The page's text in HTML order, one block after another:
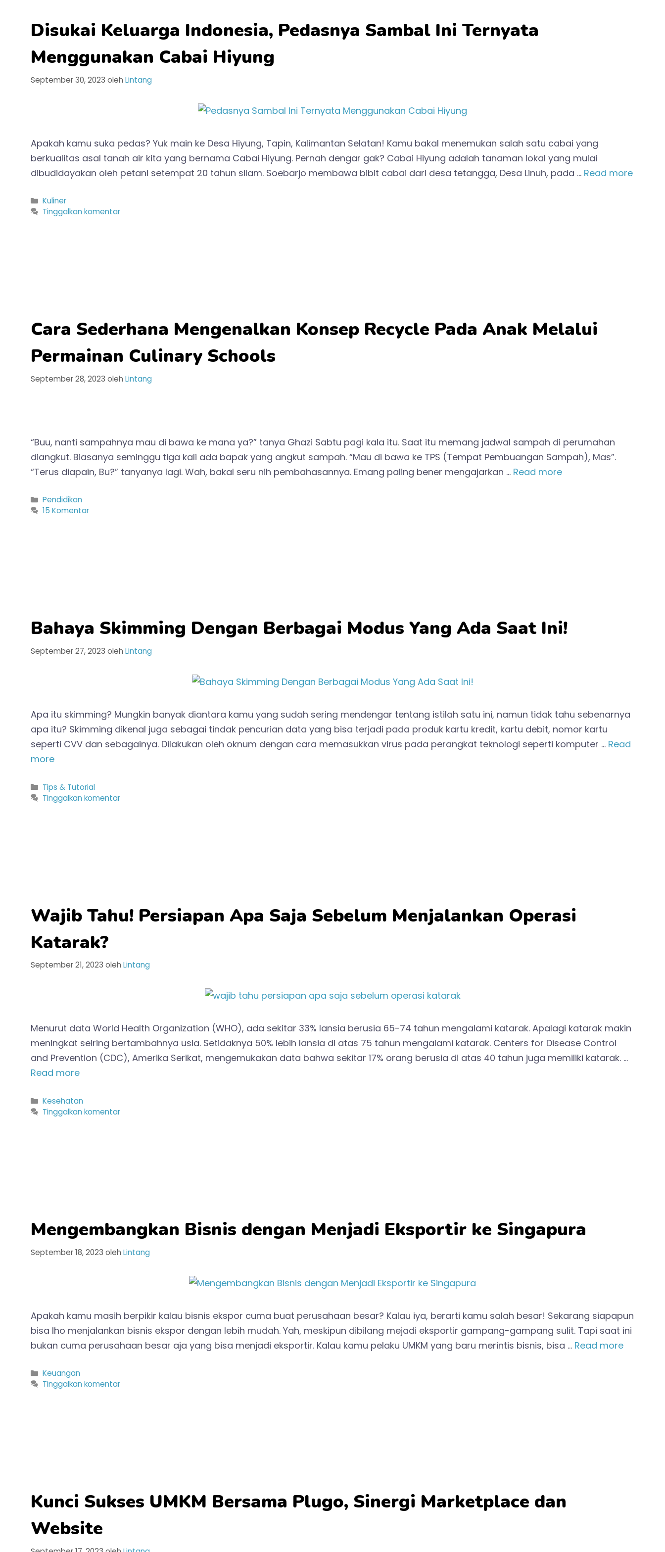
Disukai Keluarga Indonesia, Pedasnya Sambal Ini Ternyata
Menggunakan Cabai Hiyung
September 30, 2023 oleh Lintang
Apakah kamu suka pedas? Yuk main ke Desa Hiyung, Tapin, Kalimantan Selatan! Kamu bakal menemukan salah satu cabai yang
berkualitas asal tanah air kita yang bernama Cabai Hiyung. Pernah dengar gak? Cabai Hiyung adalah tanaman lokal yang mulai
dibudidayakan oleh petani setempat 20 tahun silam. Soebarjo membawa bibit cabai dari desa tetangga, Desa Linuh, pada … Read more
Kategori
Kuliner
Tinggalkan komentar
Cara Sederhana Mengenalkan Konsep Recycle Pada Anak Melalui
Permainan Culinary Schools
September 28, 2023 oleh Lintang
“Buu, nanti sampahnya mau di bawa ke mana ya?” tanya Ghazi Sabtu pagi kala itu. Saat itu memang jadwal sampah di perumahan
diangkut. Biasanya seminggu tiga kali ada bapak yang angkut sampah. “Mau di bawa ke TPS (Tempat Pembuangan Sampah), Mas”.
“Terus diapain, Bu?” tanyanya lagi. Wah, bakal seru nih pembahasannya. Emang paling bener mengajarkan … Read more
Kategori
Pendidikan
15 Komentar
Bahaya Skimming Dengan Berbagai Modus Yang Ada Saat Ini!
September 27, 2023 oleh Lintang
Apa itu skimming? Mungkin banyak diantara kamu yang sudah sering mendengar tentang istilah satu ini, namun tidak tahu sebenarnya
apa itu? Skimming dikenal juga sebagai tindak pencurian data yang bisa terjadi pada produk kartu kredit, kartu debit, nomor kartu
seperti CVV dan sebagainya. Dilakukan oleh oknum dengan cara memasukkan virus pada perangkat teknologi seperti komputer … Read
more
Kategori
Tips & Tutorial
Tinggalkan komentar
Wajib Tahu! Persiapan Apa Saja Sebelum Menjalankan Operasi
Katarak?
September 21, 2023 oleh Lintang
Menurut data World Health Organization (WHO), ada sekitar 33% lansia berusia 65-74 tahun mengalami katarak. Apalagi katarak makin
meningkat seiring bertambahnya usia. Setidaknya 50% lebih lansia di atas 75 tahun mengalami katarak. Centers for Disease Control
and Prevention (CDC), Amerika Serikat, mengemukakan data bahwa sekitar 17% orang berusia di atas 40 tahun juga memiliki katarak. …
Read more
Kategori
Kesehatan
Tinggalkan komentar
Mengembangkan Bisnis dengan Menjadi Eksportir ke Singapura
September 18, 2023 oleh Lintang
Apakah kamu masih berpikir kalau bisnis ekspor cuma buat perusahaan besar? Kalau iya, berarti kamu salah besar! Sekarang siapapun
bisa lho menjalankan bisnis ekspor dengan lebih mudah. Yah, meskipun dibilang mejadi eksportir gampang-gampang sulit. Tapi saat ini
bukan cuma perusahaan besar aja yang bisa menjadi eksportir. Kalau kamu pelaku UMKM yang baru merintis bisnis, bisa … Read more
Kategori
Keuangan
Tinggalkan komentar
Kunci Sukses UMKM Bersama Plugo, Sinergi Marketplace dan
Website